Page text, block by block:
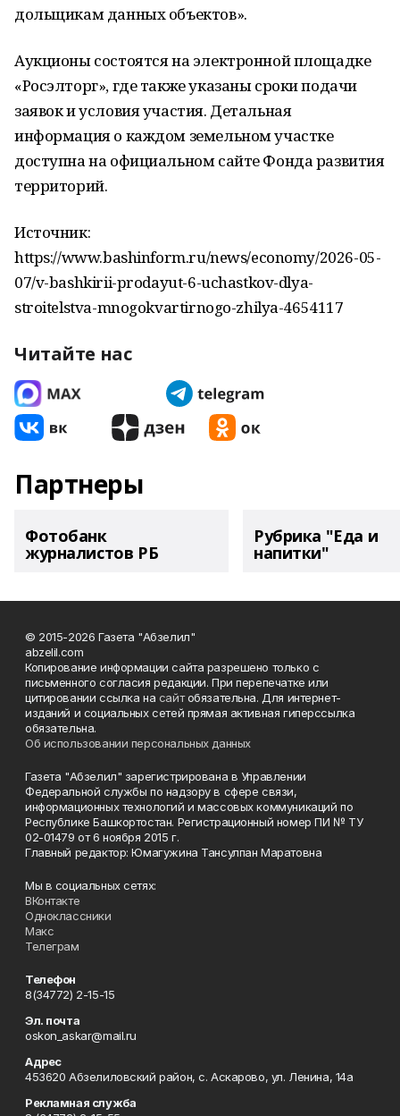
дольщикам данных объектов».
Аукционы состоятся на электронной площадке
«Росэлторг», где также указаны сроки подачи
заявок и условия участия. Детальная
информация о каждом земельном участке
доступна на официальном сайте Фонда развития
территорий.
Источник:
https://www.bashinform.ru/news/economy/2026-05-
07/v-bashkirii-prodayut-6-uchastkov-dlya-
stroitelstva-mnogokvartirnogo-zhilya-4654117
Читайте нас
Партнеры
Фотобанк
журналистов РБ
Рубрика "Еда и
напитки"
© 2015-2026 Газета "Абзелил"
abzelil.com
Копирование информации сайта разрешено только с
письменного согласия редакции. При перепечатке или
цитировании ссылка на сайтобязательна. Для интернет-
изданий и социальных сетей прямая активная гиперссылка
обязательна.
Об использовании персональных данных
Газета "Абзелил" зарегистрирована в Управлении
Федеральной службы по надзору в сфере связи,
информационных технологий и массовых коммуникаций по
Республике Башкортостан. Регистрационный номер ПИ № ТУ
02-01479 от 6 ноября 2015 г.
Главный редактор: Юмагужина Тансулпан Маратовна
Мы в социальных сетях:
ВКонтакте
Одноклассники
Макс
Телеграм
Телефон
8(34772) 2-15-15
Эл. почта
oskon_askar@mail.ru
Адрес
453620 Абзелиловский район, с. Аскарово, ул. Ленина, 14а
Рекламная служба